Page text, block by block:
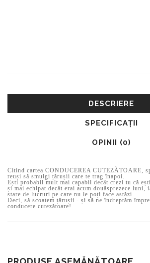
DESCRIERE
SPECIFICAŢII
OPINII (0)
Citind cartea CONDUCEREA CUTEZĂTOARE,
reuși să smulgi țărușii care te trag înapoi.
Ești probabil mult mai capabil decât crezi tu că
și mai echipat decât erai acum douăsprezece
stare de lucruri pe care nu le poți face astăzi.
Deci, să scoatem țărușii - și să ne îndreptăm
conducere cutezătoare!